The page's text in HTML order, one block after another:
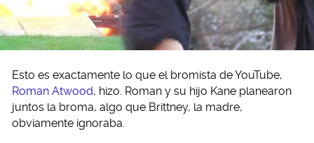
Esto es exactamente lo que el bromista de YouTube,
Roman Atwood, hizo. Roman y su hijo Kane planearon
juntos la broma, algo que Brittney, la madre,
obviamente ignoraba.